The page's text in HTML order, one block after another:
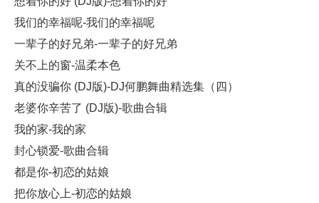
我们的幸福呢-我们的幸福呢
一辈子的好兄弟-一辈子的好兄弟
关不上的窗-温柔本色
真的没骗你 (DJ版)-DJ何鹏舞曲精选集（四）
老婆你辛苦了 (DJ版)-歌曲合辑
我的家-我的家
封心锁爱-歌曲合辑
都是你-初恋的姑娘
把你放心上-初恋的姑娘